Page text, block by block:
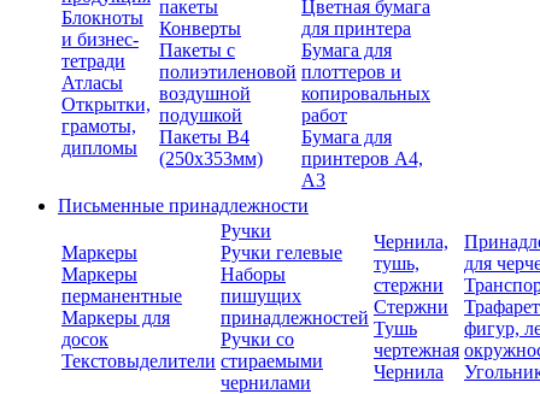
Блокноты
и бизнес-
тетради
Атласы
Открытки,
грамоты,
дипломы
пакеты
Конверты
Пакеты с
полиэтиленовой
воздушной
подушкой
Пакеты В4
(250х353мм)
Цветная бумага
для принтера
Бумага для
плоттеров и
копировальных
работ
Бумага для
принтеров А4,
А3
Письменные принадлежности
Маркеры
Маркеры
перманентные
Маркеры для
досок
Текстовыделители
Ручки
Ручки гелевые
Наборы
пишущих
принадлежностей
Ручки со
стираемыми
чернилами
Чернила,
тушь,
стержни
Стержни
Тушь
чертежная
Чернила
для
фигур,